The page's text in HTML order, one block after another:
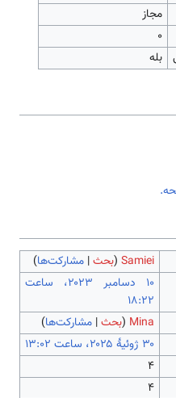
مجاز
۰
بله
Samiei
(بحث| مشارکت‌ها)
‏۱۰ دسامبر ۲۰۲۳، ساعت
۱۸:۲۲
Mina
(بحث| مشارکت‌ها)
۴
۴